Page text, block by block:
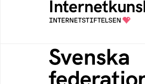
Samlad kunskap som hjälper
säker och medveten
Svenska
Grunden för medlemskap i en
kontextspecifik